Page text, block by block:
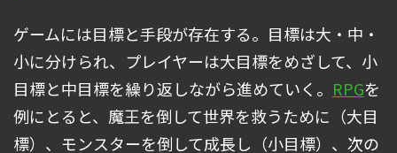
ゲームには目標と手段が存在する。目標は大・中・
小に分けられ、プレイヤーは大目標をめざして、小
目標と中目標を繰り返しながら進めていく。 RPGを
例にとると、魔王を倒して世界を救うために（大目
標）、モンスターを倒して成長し（小目標）、次の